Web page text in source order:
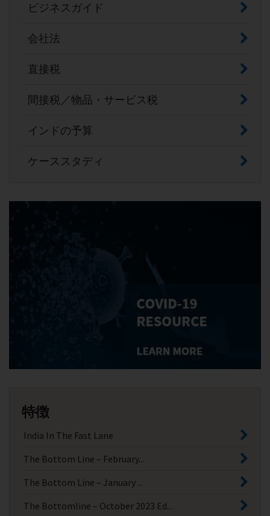
ビジネスガイド
会社法
直接税
間接税／物品・サービス税
インドの予算
ケーススタディ
特徴
India In The Fast Lane
The Bottom Line – February...
The Bottom Line – January ...
The Bottomline – October 2023 Ed...